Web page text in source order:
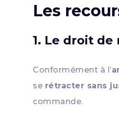
Les
1. Le droit
Conformément à l’
se rétracter sans
commande.